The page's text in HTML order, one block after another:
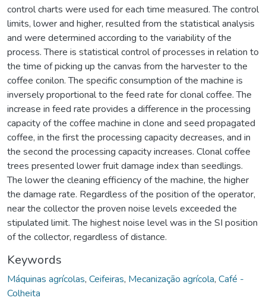
control charts were used for each time measured. The control
limits, lower and higher, resulted from the statistical analysis
and were determined according to the variability of the
process. There is statistical control of processes in relation to
the time of picking up the canvas from the harvester to the
coffee conilon. The specific consumption of the machine is
inversely proportional to the feed rate for clonal coffee. The
increase in feed rate provides a difference in the processing
capacity of the coffee machine in clone and seed propagated
coffee, in the first the processing capacity decreases, and in
the second the processing capacity increases. Clonal coffee
trees presented lower fruit damage index than seedlings.
The lower the cleaning efficiency of the machine, the higher
the damage rate. Regardless of the position of the operator,
near the collector the proven noise levels exceeded the
stipulated limit. The highest noise level was in the SI position
of the collector, regardless of distance.
Keywords
Máquinas agrícolas, Ceifeiras, Mecanização agrícola, Café -
Colheita